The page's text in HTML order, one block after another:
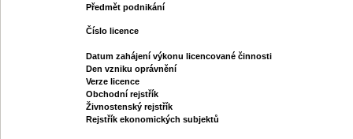
Předmět podnikání
Číslo licence
Datum zahájení výkonu licencované činnosti
Den vzniku oprávnění
Verze licence
Obchodní rejstřík
Živnostenský rejstřík
Rejstřík ekonomických subjektů